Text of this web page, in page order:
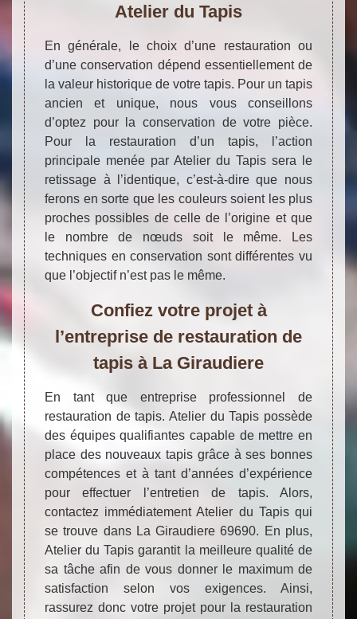
Atelier du Tapis
En générale, le choix d’une restauration ou
d’une conservation dépend essentiellement de
la valeur historique de votre tapis. Pour un tapis
ancien et unique, nous vous conseillons
d’optez pour la conservation de votre pièce.
Pour la restauration d’un tapis, l’action
principale menée par Atelier du Tapis sera le
retissage à l’identique, c’est-à-dire que nous
ferons en sorte que les couleurs soient les plus
proches possibles de celle de l’origine et que
le nombre de nœuds soit le même. Les
techniques en conservation sont différentes vu
que l’objectif n’est pas le même.
Confiez votre projet à
l’entreprise de restauration de
tapis à La Giraudiere
En tant que entreprise professionnel de
restauration de tapis. Atelier du Tapis possède
des équipes qualifiantes capable de mettre en
place des nouveaux tapis grâce à ses bonnes
compétences et à tant d’années d’expérience
pour effectuer l’entretien de tapis. Alors,
contactez immédiatement Atelier du Tapis qui
se trouve dans La Giraudiere 69690. En plus,
Atelier du Tapis garantit la meilleure qualité de
sa tâche afin de vous donner le maximum de
satisfaction selon vos exigences. Ainsi,
rassurez donc votre projet pour la restauration